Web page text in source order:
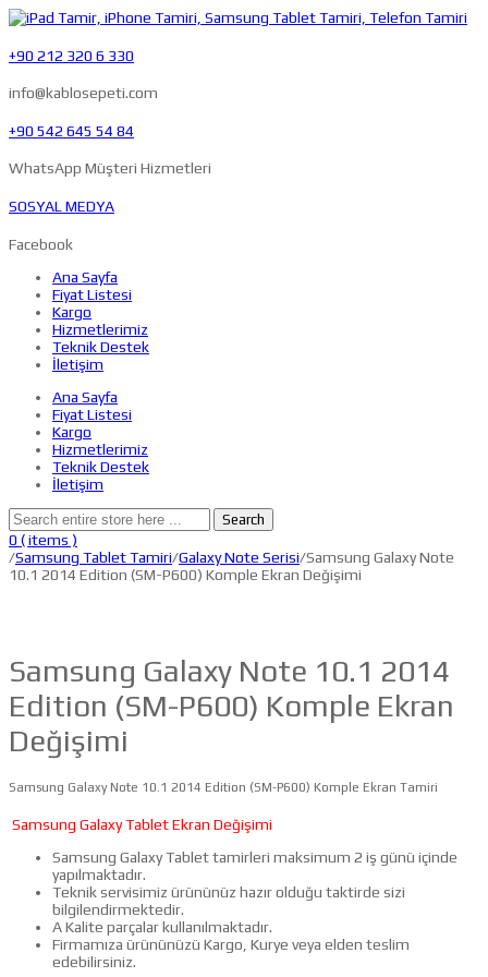
+90 212 320 6 330
info@kablosepeti.com
+90 542 645 54 84
WhatsApp Müşteri Hizmetleri
SOSYAL MEDYA
Facebook
Ana Sayfa
Fiyat Listesi
Kargo
Hizmetlerimiz
Teknik Destek
İletişim
Ana Sayfa
Fiyat Listesi
Kargo
Hizmetlerimiz
Teknik Destek
İletişim
Search
0 ( items )
/Samsung Tablet Tamiri/Galaxy Note Serisi/Samsung Galaxy Note
10.1 2014 Edition (SM-P600) Komple Ekran Değişimi
Samsung Galaxy Note 10.1 2014
Edition (SM-P600) Komple Ekran
Değişimi
Samsung Galaxy Note 10.1 2014 Edition (SM-P600) Komple Ekran Tamiri
Samsung Galaxy Tablet Ekran Değişimi
Samsung Galaxy Tablet tamirleri maksimum 2 iş günü içinde
yapılmaktadır.
Teknik servisimiz ürününüz hazır olduğu taktirde sizi
bilgilendirmektedir.
A Kalite parçalar kullanılmaktadır.
Firmamıza ürününüzü Kargo, Kurye veya elden teslim
edebilirsiniz.